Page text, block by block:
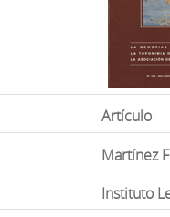
Artículo
Martínez
Instituto